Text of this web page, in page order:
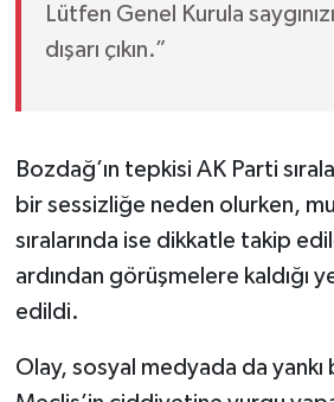
Lütfen Genel Kurula
dışarı çıkın.”
Bozdağ’ın tepkisi AK Parti
bir sessizliğe neden olurken,
sıralarında ise dikkatle takip
ardından görüşmelere kaldığı
edildi.
Olay, sosyal medyada da yankı